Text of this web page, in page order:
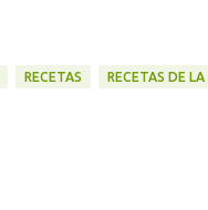
RECETAS RECETAS DE